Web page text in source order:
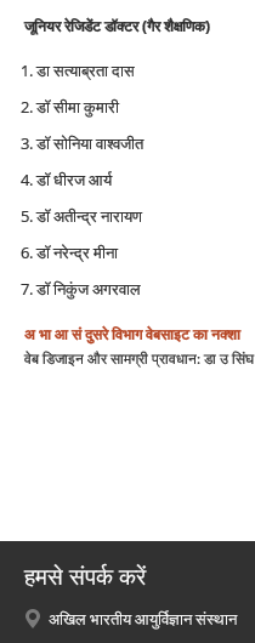
जूनियर रेजिडेंट डॉक्टर (गैर शैक्षणिक)
डा सत्याब्रता दास
डॉ सीमा कुमारी
डॉ सोनिया वाश्वजीत
डॉ धीरज आर्य
डॉ अतीन्द्र नारायण
डॉ नरेन्द्र मीना
डॉ निकुंज अगरवाल
अ भा आ संदुसरे विभागवेबसाइट का नक्शा
वेब डिजाइन और सामग्री प्रावधान: डा उ सिंघ
हमसे संपर्क करें
अखिल भारतीय आयुर्विज्ञान संस्थान